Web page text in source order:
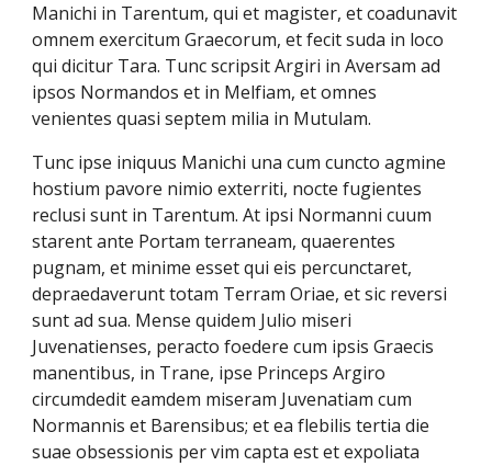
Manichi in Tarentum, qui et magister, et coadunavit
omnem exercitum Graecorum, et fecit suda in loco
qui dicitur Tara. Tunc scripsit Argiri in Aversam ad
ipsos Normandos et in Melfiam, et omnes
venientes quasi septem milia in Mutulam.
Tunc ipse iniquus Manichi una cum cuncto agmine
hostium pavore nimio exterriti, nocte fugientes
reclusi sunt in Tarentum. At ipsi Normanni cuum
starent ante Portam terraneam, quaerentes
pugnam, et minime esset qui eis percunctaret,
depraedaverunt totam Terram Oriae, et sic reversi
sunt ad sua. Mense quidem Julio miseri
Juvenatienses, peracto foedere cum ipsis Graecis
manentibus, in Trane, ipse Princeps Argiro
circumdedit eamdem miseram Juvenatiam cum
Normannis et Barensibus; et ea flebilis tertia die
suae obsessionis per vim capta est et expoliata